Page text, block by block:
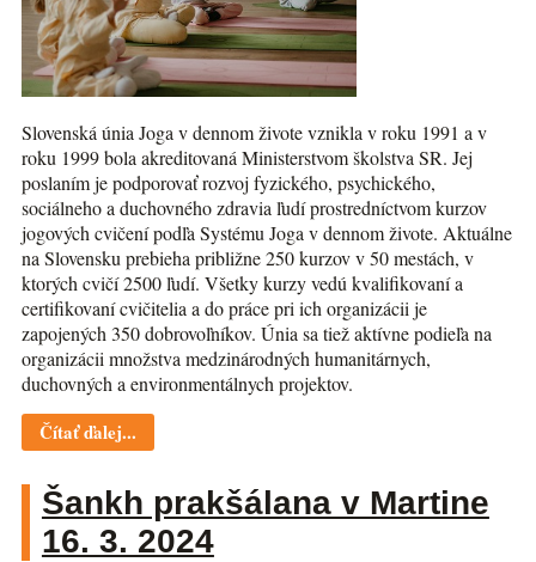
Slovenská únia Joga v dennom živote vznikla v roku 1991 a v
roku 1999 bola akreditovaná Ministerstvom školstva SR. Jej
poslaním je podporovať rozvoj fyzického, psychického,
sociálneho a duchovného zdravia ľudí prostredníctvom kurzov
jogových cvičení podľa Systému Joga v dennom živote. Aktuálne
na Slovensku prebieha približne 250 kurzov v 50 mestách, v
ktorých cvičí 2500 ľudí. Všetky kurzy vedú kvalifikovaní a
certifikovaní cvičitelia a do práce pri ich organizácii je
zapojených 350 dobrovoľníkov. Únia sa tiež aktívne podieľa na
organizácii množstva medzinárodných humanitárnych,
duchovných a environmentálnych projektov.
Čítať ďalej...
Šankh prakšálana v Martine
16. 3. 2024